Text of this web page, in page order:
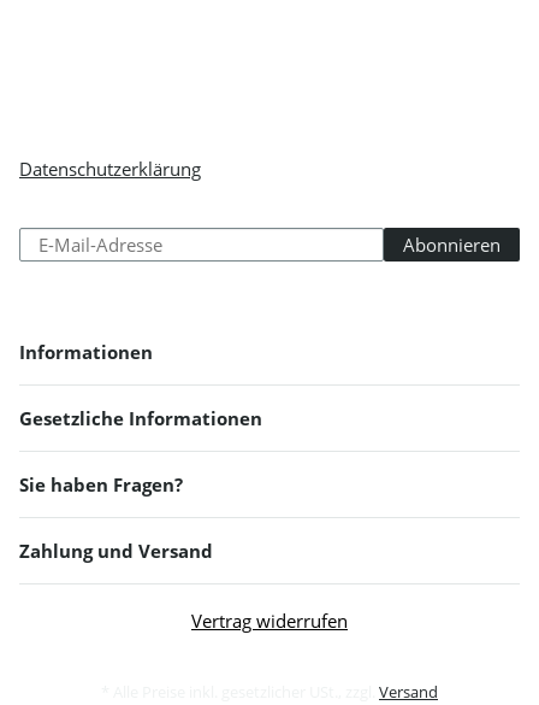
Datenschutzerklärung
Abonnieren
Informationen
Gesetzliche Informationen
Sie haben Fragen?
Zahlung und Versand
Vertrag widerrufen
Versand